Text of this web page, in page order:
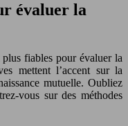
évaluer la
fiables pour évaluer la
mettent l’accent sur la
mutuelle. Oubliez
vous sur des méthodes